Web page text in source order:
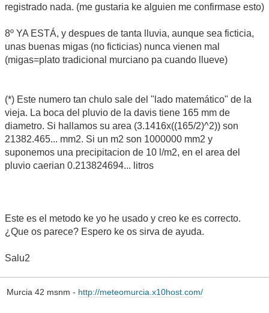
registrado nada. (me gustaria ke alguien me confirmase esto)
8º YA ESTÁ, y despues de tanta lluvia, aunque sea ficticia,
unas buenas migas (no ficticias) nunca vienen mal
(migas=plato tradicional murciano pa cuando llueve)
(*) Este numero tan chulo sale del "lado matemático" de la
vieja. La boca del pluvio de la davis tiene 165 mm de
diametro. Si hallamos su area (3.1416x((165/2)^2)) son
21382.465... mm2. Si un m2 son 1000000 mm2 y
suponemos una precipitacion de 10 l/m2, en el area del
pluvio caerian 0.213824694... litros
Este es el metodo ke yo he usado y creo ke es correcto.
¿Que os parece? Espero ke os sirva de ayuda.
Salu2
Murcia 42 msnm - http://meteomurcia.x10host.com/